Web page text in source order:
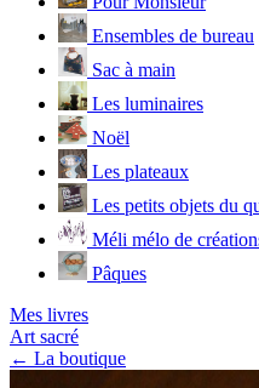
Ensembles de bureau
Sac à main
Les luminaires
Noël
Les plateaux
Les petits objets du
Méli mélo de
Pâques
Mes livres
Art sacré
← La boutique